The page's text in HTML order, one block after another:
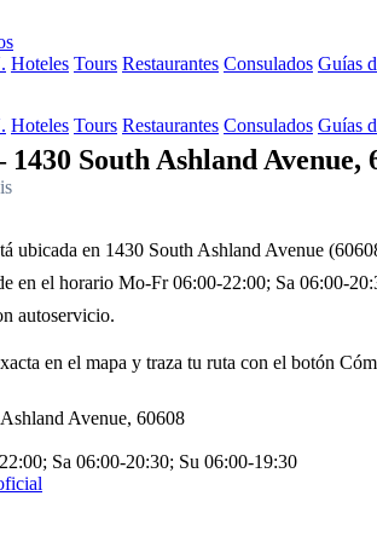
Hoteles Tours Restaurantes Consulados Guías
Hoteles Tours Restaurantes Consulados Guías
South Ashland Avenue,
ubicada en 1430 South Ashland Avenue
en el horario Mo-Fr 06:00-22:00; Sa 06:00-
autoservicio.
en el mapa y traza tu ruta con el botón
Avenue, 60608
Sa 06:00-20:30; Su 06:00-19:30